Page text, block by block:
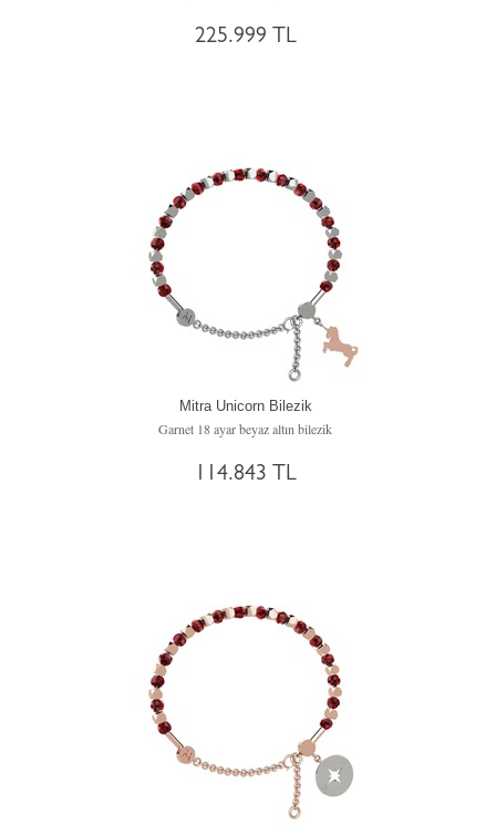
225.999 TL
Mitra Unicorn Bilezik
Garnet 18 ayar beyaz altın bilezik
114.843 TL